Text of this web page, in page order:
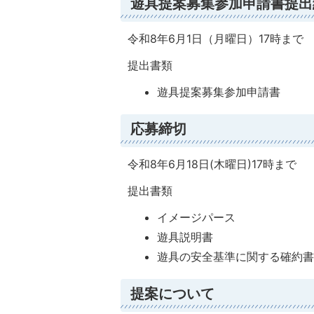
遊具提案募集参加申請書提
令和8年6月1日（月曜日）17時まで
提出書類
遊具提案募集参加申請書
応募締切
令和8年6月18日(木曜日)17時まで
提出書類
イメージパース
遊具説明書
遊具の安全基準に関する確約書
提案について